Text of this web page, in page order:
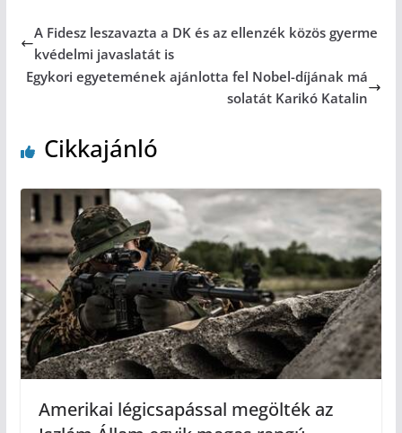
A Fidesz leszavazta a DK és az ellenzék közös gyerme
kvédelmi javaslatát is
Egykori egyetemének ajánlotta fel Nobel-díjának má
solatát Karikó Katalin
Cikkajánló
Amerikai légicsapással megölték az